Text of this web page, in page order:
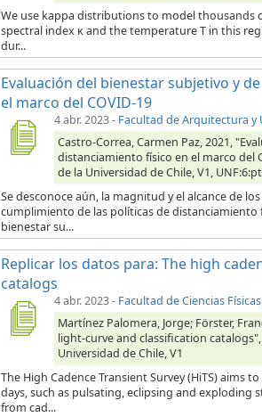
We use kappa distributions to model thousands
spectral index κ and the temperature T in this
dur...
Evaluación del bienestar subjetivo y
el marco del COVID-19
4 abr. 2023- Facultad de Arquitectura y
Castro-Correa, Carmen Paz, 2021,
distanciamiento físico en el marco del
de la Universidad de Chile, V1,
Se desconoce aún, la magnitud y el alcance de
cumplimiento de las políticas de distanciamiento
bienestar su...
Replicar los datos para: The high
catalogs
4 abr. 2023- Facultad de Ciencias
Martínez Palomera, Jorge; Förster,
light-curve and classification catalogs",
Universidad de Chile, V1
The High Cadence Transient Survey (HiTS)
days, such as pulsating, eclipsing and exploding
from cad...